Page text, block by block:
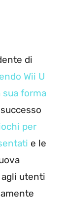
di
Wii U
sua forma
per
e le
utenti